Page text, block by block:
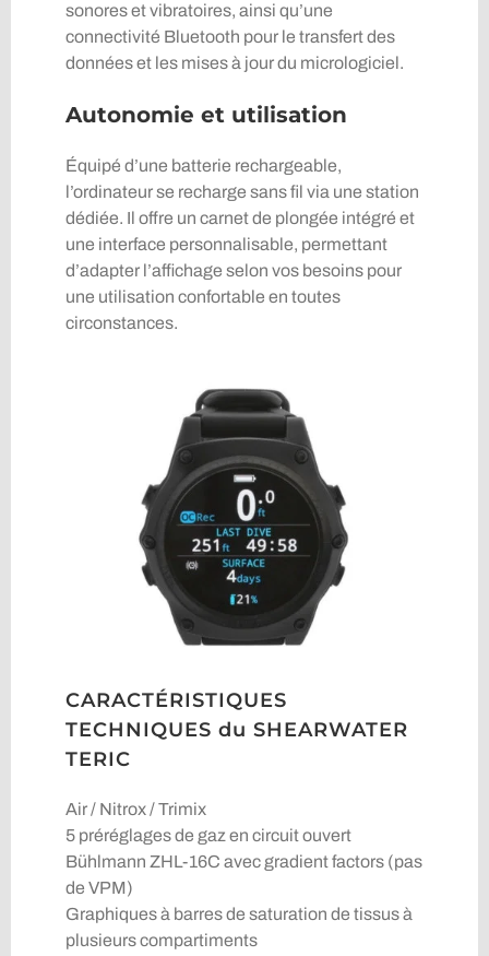
sonores et vibratoires, ainsi qu’une
connectivité Bluetooth pour le transfert des
données et les mises à jour du micrologiciel.
Autonomie et utilisation
Équipé d’une batterie rechargeable,
l’ordinateur se recharge sans fil via une station
dédiée. Il offre un carnet de plongée intégré et
une interface personnalisable, permettant
d’adapter l’affichage selon vos besoins pour
une utilisation confortable en toutes
circonstances.
CARACTÉRISTIQUES
TECHNIQUES du SHEARWATER
TERIC
Air / Nitrox / Trimix
5 préréglages de gaz en circuit ouvert
Bühlmann ZHL-16C avec gradient factors (pas
de VPM)
Graphiques à barres de saturation de tissus à
plusieurs compartiments